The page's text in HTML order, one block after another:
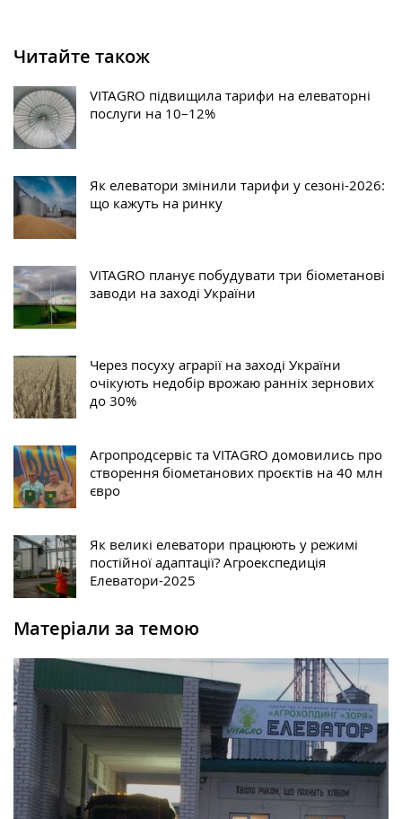
Читайте також
VITAGRO підвищила тарифи на елеваторні
послуги на 10–12%
Як елеватори змінили тарифи у сезоні-2026:
що кажуть на ринку
VITAGRO планує побудувати три біометанові
заводи на заході України
Через посуху аграрії на заході України
очікують недобір врожаю ранніх зернових
до 30%
Агропродсервіс та VITAGRO домовились про
створення біометанових проєктів на 40 млн
євро
Як великі елеватори працюють у режимі
постійної адаптації? Агроекспедиція
Елеватори-2025
Матеріали за темою